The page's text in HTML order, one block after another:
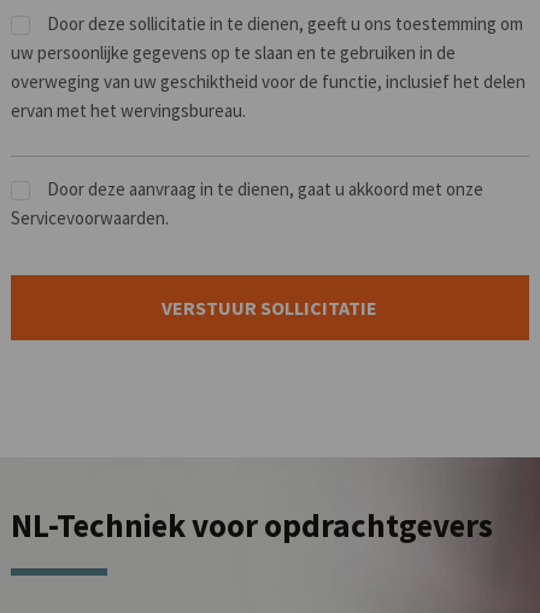
Door deze sollicitatie in te dienen, geeft u ons toestemming om
uw persoonlijke gegevens op te slaan en te gebruiken in de
overweging van uw geschiktheid voor de functie, inclusief het delen
ervan met het wervingsbureau.
Door deze aanvraag in te dienen, gaat u akkoord met onze
Servicevoorwaarden.
Mensen
zijn
NL-Techniekvoor opdrachtgevers